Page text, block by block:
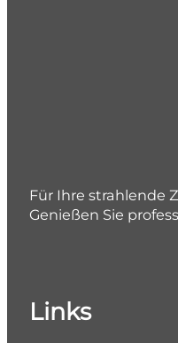
Für Ihre strahlende
Genießen Sie
Links